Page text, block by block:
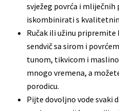
svježeg povrća i
iskombinirati s
Ručak ili užinu pripremite
sendvič sa sirom i
tunom, tikvicom i
mnogo vremena, a
porodicu.
Pijte dovoljno vode svaki